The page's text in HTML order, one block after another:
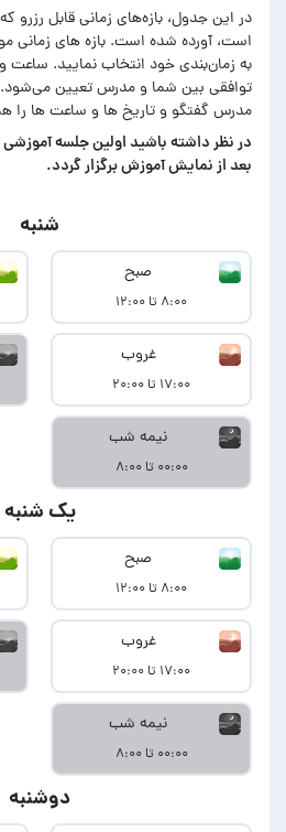
در این جدول، بازه‌های زمانی قابل رزرو
است، آورده شده است. بازه های زمانی
به زمان‌بندی خود انتخاب نمایید.
توافقی بین شما و مدرس تعیین می‌شود.
مدرس گفتگو و تاریخ ها و ساعت ها را
بعد از نمایش آموزش برگزار گردد.
شنبه
صبح
۸:۰۰ تا ۱۲:۰۰
غروب
۱۷:۰۰ تا ۲۰:۰۰
نیمه شب
۰۰:۰۰ تا ۸:۰۰
یک شنبه
صبح
۸:۰۰ تا ۱۲:۰۰
غروب
۱۷:۰۰ تا ۲۰:۰۰
نیمه شب
۰۰:۰۰ تا ۸:۰۰
دوشنبه